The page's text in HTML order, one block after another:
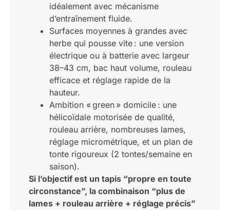
idéalement avec mécanisme
d’entraînement fluide.
Surfaces moyennes à grandes avec
herbe qui pousse vite : une version
électrique ou à batterie avec largeur
38–43 cm, bac haut volume, rouleau
efficace et réglage rapide de la
hauteur.
Ambition « green » domicile : une
hélicoïdale motorisée de qualité,
rouleau arrière, nombreuses lames,
réglage micrométrique, et un plan de
tonte rigoureux (2 tontes/semaine en
saison).
Si l’objectif est un tapis “propre en toute
circonstance”, la combinaison “plus de
lames + rouleau arrière + réglage précis”